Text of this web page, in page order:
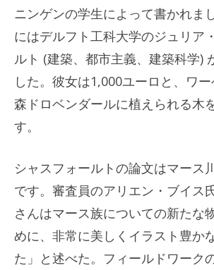
ニンゲンの学生によって書かれま
にはデルフト工科大学のジュリア
ルト (建築、都市主義、建築科学)
した。彼女は1,000ユーロと、ワ
森ドロベンダールに植えられる木
す。
シャスフォールトの論文はマース
です。審査員のアリエン・ブイス
さんはマース族についての新たな
めに、非常に美しくイラスト豊か
た」と述べた。フィールドワーク